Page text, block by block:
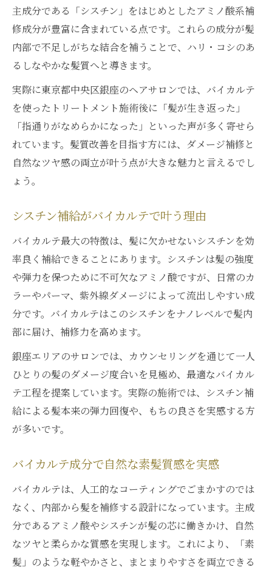
ダメージ髪に効くバイカルテの秘密を探る
バイカルテ成分のダメージ補修メカニズム
ハイダメージ毛にバイカルテはどう働く？
バイカルテ成分解析で知る補修力の違い
バイカルテのもちと髪質改善の関係性
ダメージが気になる方にバイカルテがおす
すめ
しなやかな髪へ導く成分解析バイカルテ編
バイカルテ成分解析でわかるしなやかさの
髪内部まで浸透するバイカルテの力
東京都中央区銀座でも注目の成分バランス
バイカルテ成分がもたらす質感の変化
美髪を目指すならバイカルテが最適な理由
バイカルテ成分で叶う理想の美髪とは
髪の内部補修に強いバイカルテの実力
バイカルテが美髪ケアで注目される理由
東京都中央区銀座サロンで選ばれるポイン
ト
バイカルテなら毎日のヘアケアが変わる
話題のバイカルテに期待できる持続力とは
バイカルテ成分が持続力に優れる理由
バイカルテトリートメントの持続期間目安
成分解析でわかるバイカルテの長期効果
バイカルテ施術後のホームケアのポイント
主成分である「シスチン」をはじめとしたアミノ酸系補
修成分が豊富に含まれている点です。これらの成分が髪
内部で不足しがちな結合を補うことで、ハリ・コシのあ
るしなやかな髪質へと導きます。
実際に東京都中央区銀座のヘアサロンでは、バイカルテ
を使ったトリートメント施術後に「髪が生き返った」
「指通りがなめらかになった」といった声が多く寄せら
れています。髪質改善を目指す方には、ダメージ補修と
自然なツヤ感の両立が叶う点が大きな魅力と言えるでし
ょう。
シスチン補給がバイカルテで叶う理由
バイカルテ最大の特徴は、髪に欠かせないシスチンを効
率良く補給できることにあります。シスチンは髪の強度
や弾力を保つために不可欠なアミノ酸ですが、日常のカ
ラーやパーマ、紫外線ダメージによって流出しやすい成
分です。バイカルテはこのシスチンをナノレベルで髪内
部に届け、補修力を高めます。
銀座エリアのサロンでは、カウンセリングを通じて一人
ひとりの髪のダメージ度合いを見極め、最適なバイカル
テ工程を提案しています。実際の施術では、シスチン補
給による髪本来の弾力回復や、もちの良さを実感する方
が多いです。
バイカルテ成分で自然な素髪質感を実感
バイカルテは、人工的なコーティングでごまかすのでは
なく、内部から髪を補修する設計になっています。主成
分であるアミノ酸やシスチンが髪の芯に働きかけ、自然
なツヤと柔らかな質感を実現します。これにより、「素
髪」のような軽やかさと、まとまりやすさを両立できる